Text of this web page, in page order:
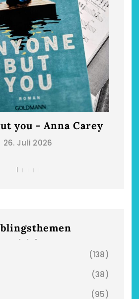
you - Anna Carey
26. Juli 2026
(138)
(38)
(95)